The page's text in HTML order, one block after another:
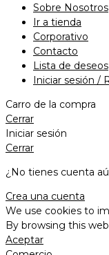
Sobre Nosotros
Ir a tienda
Corporativo
Contacto
Lista de deseos
Iniciar sesión /
Carro de la compra
Cerrar
Iniciar sesión
Cerrar
¿No tienes cuenta
Crea una cuenta
We use cookies to
By browsing this
Aceptar